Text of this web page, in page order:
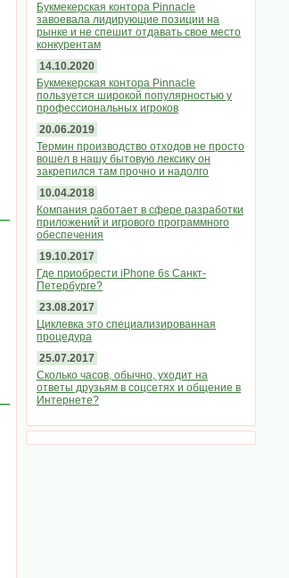
Букмекерская контора Pinnacle
завоевала лидирующие позиции на
рынке и не спешит отдавать свое место
конкурентам
14.10.2020
Букмекерская контора Pinnacle
пользуется широкой популярностью у
профессиональных игроков
20.06.2019
Термин производство отходов не просто
вошел в нашу бытовую лексику он
закрепился там прочно и надолго
10.04.2018
Компания работает в сфере разработки
приложений и игрового программного
обеспечения
19.10.2017
Где приобрести iPhone 6s Санкт-
Петербурге?
23.08.2017
Циклевка это специализированная
процедура
25.07.2017
Сколько часов, обычно, уходит на
ответы друзьям в соцсетях и общение в
Интернете?